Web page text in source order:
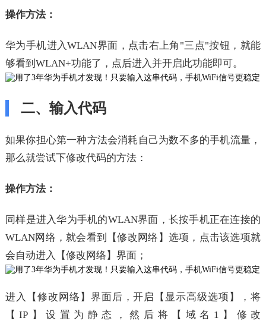
操作方法：
华为手机进入WLAN界面，点击右上角"三点"按钮，就能
够看到WLAN+功能了，点后进入并开启此功能即可。
二、输入代码
如果你担心第一种方法会消耗自己为数不多的手机流量，
那么就尝试下修改代码的方法：
操作方法：
同样是进入华为手机的WLAN界面，长按手机正在连接的
WLAN网络，就会看到【修改网络】选项，点击该选项就
会自动进入【修改网络】界面；
进入【修改网络】界面后，开启【显示高级选项】，将
【IP】设置为静态，然后将【域名1】修改